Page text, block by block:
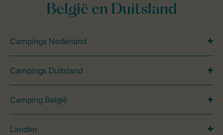
België en Duitsland
Campings Nederland
Campings Duitsland
Camping België
Landen